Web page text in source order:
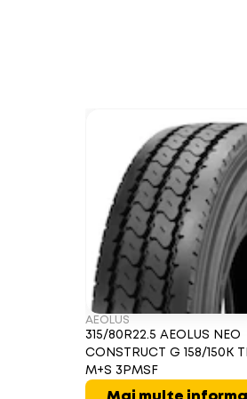
AEOLUS
315/80R22.5 AEOLUS NEO
CONSTRUCT G 158/150K
M+S 3PMSF